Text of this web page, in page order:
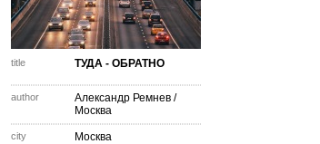
title ТУДА - ОБРАТНО
author Александр Ремнев /
Москва
city Москва